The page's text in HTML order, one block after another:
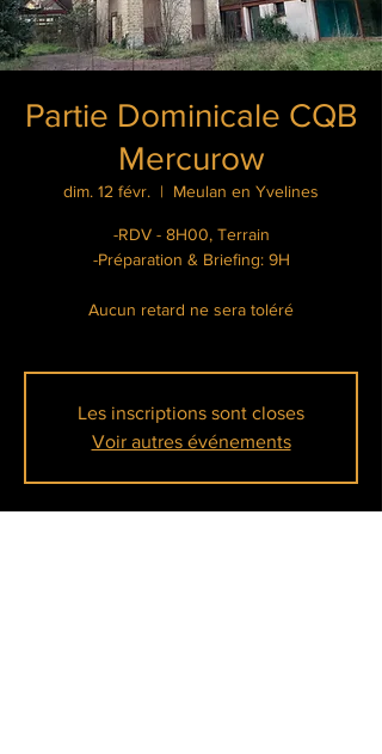
Partie Dominicale CQB
Mercurow
dim. 12 févr.
  |
Meulan en Yvelines
-RDV - 8H00, Terrain
-Préparation & Briefing: 9H
Aucun retard ne sera toléré
Les inscriptions sont closes
Voir autres événements